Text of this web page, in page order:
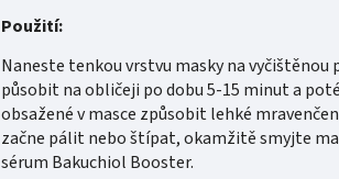
Použití:
Naneste tenkou vrstvu masky na
působit na obličeji po dobu 5-15 minut a
obsažené v masce způsobit lehké
začne pálit nebo štípat, okamžitě smyjte
sérum Bakuchiol Booster.